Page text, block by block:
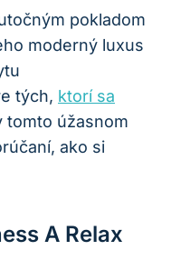
pokladom
moderný luxus
tých, ktorí sa
tomto úžasnom
ako si
A Relax